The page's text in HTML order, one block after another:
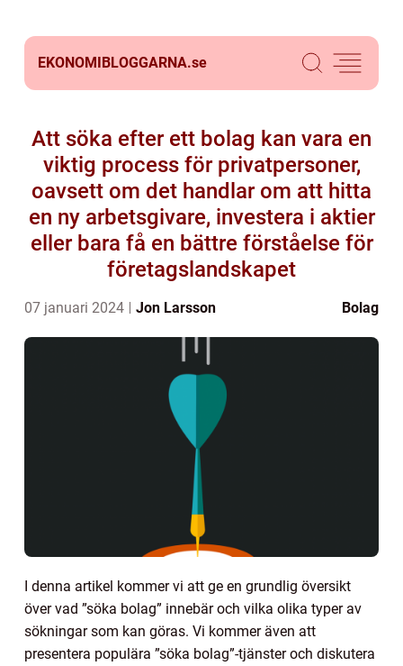
EKONOMIBLOGGARNA.se
Att söka efter ett bolag kan vara en
viktig process för privatpersoner,
oavsett om det handlar om att hitta
en ny arbetsgivare, investera i aktier
eller bara få en bättre förståelse för
företagslandskapet
07 januari 2024 Jon Larsson Bolag
I denna artikel kommer vi att ge en grundlig översikt
över vad ”söka bolag” innebär och vilka olika typer av
sökningar som kan göras. Vi kommer även att
presentera populära ”söka bolag”-tjänster och diskutera